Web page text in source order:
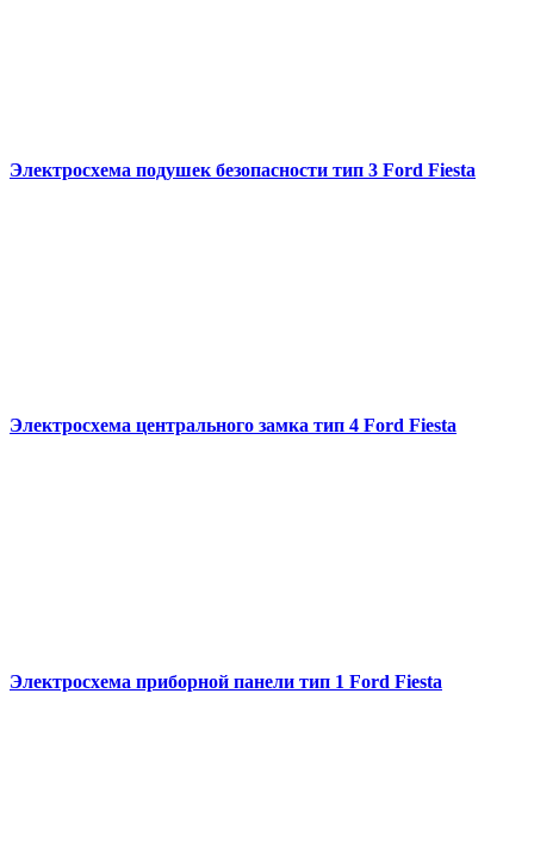
Электросхема подушек безопасности тип 3 Ford Fiesta
Электросхема центрального замка тип 4 Ford Fiesta
Электросхема приборной панели тип 1 Ford Fiesta